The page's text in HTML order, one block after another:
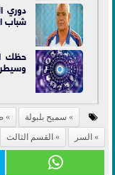
دوري
شباب
حظك
سميح بلبولة
السر
القسم الثالث